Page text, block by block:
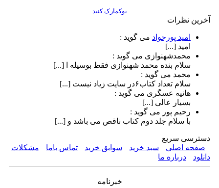
بوکمارک کنید
آخرین نظرات
امید پورجواد می گوید :
امید [...]
محمدشهنوازی می گوید :
سلام بنده محمد شهنوازی فقط بوسیله ا [...]
محمد می گوید :
سلام تعداد کتاب۶در سایت زیاد نیست [...]
هانیه عسگری می گوید :
بسیار عالی [...]
رحیم پور می گوید :
با سلام جلد دوم کتاب ناقص می باشد و [...]
دسترسی سریع
صفحه اصلی
سبد خرید سوابق خرید تماس باما
مشکلات
دانلود
درباره ما
خبرنامه